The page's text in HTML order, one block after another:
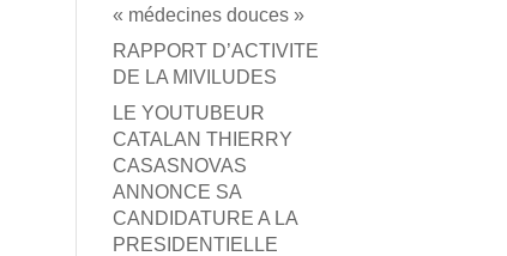
« médecines douces »
RAPPORT D’ACTIVITE
DE LA MIVILUDES
LE YOUTUBEUR
CATALAN THIERRY
CASASNOVAS
ANNONCE SA
CANDIDATURE A LA
PRESIDENTIELLE